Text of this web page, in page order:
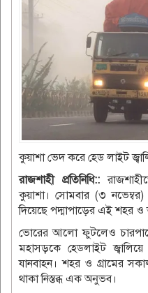
কুয়াশা ভেদ করে হেড লাইট
রাজশাহী প্রতিনিধি::
কুয়াশা। সোমবার (৩
দিয়েছে পদ্মাপাড়ের এই শহর
ভোরের আলো ফুটলেও
মহাসড়কে হেডলাইট
যানবাহন। শহর ও গ্রামের
থাকা নিস্তব্ধ এক অনুভব।